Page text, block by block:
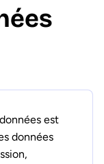
est
données